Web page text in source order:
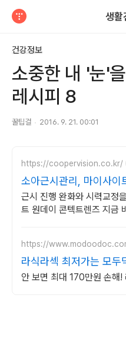
생활
건강정보
소중한 내 '눈'
레시피 8
꿀팁걸 2016. 9. 21. 00:01
https://coopervision.co.kr/
소아근시관리, 마이사이
근시 진행 완화와 시력교정
트 원데이 콘텍트렌즈 지금
https://
라식라섹 최저가는 모두
안 보면 최대 170만원 손해!